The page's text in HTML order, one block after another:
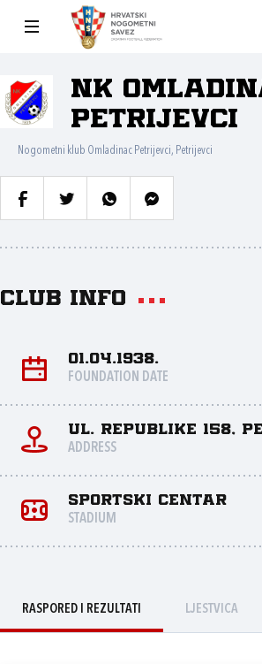
NK
Petrijevci
Nogometni klub Omladinac Petrijevci, Petrijevci
Club info
01.04.1938.
FOUNDATION DATE
Ul. Republike 158,
ADDRESS
Sportski centar
STADIUM
RASPORED I REZULTATI LJESTVICA